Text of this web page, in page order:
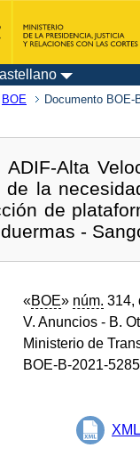
BOE Documento BOE-
ADIF-Alta
de la
de
-
«BOE» núm. 314,
V. Anuncios - B.
Ministerio de
BOE-B-2021-
XML